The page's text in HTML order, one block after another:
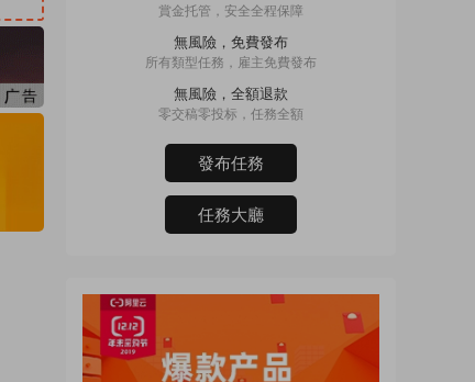
賞金托管，安全全程保障
無風險，免費發布
所有類型任務，雇主免費發布
無風險，全額退款
零交稿零投标，任務全額
發布任務
任務大廳